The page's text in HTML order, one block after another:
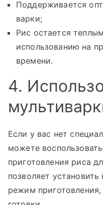
Поддерживается
варки;
Рис остается
использованию на
времени.
4.
Если у вас нет
можете
приготовления риса
позволяет
режим приготовления,